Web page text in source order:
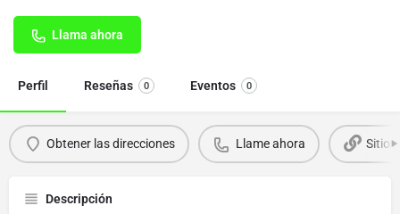
Llama ahora
Perfil Reseñas 0 Eventos 0
Obtener las direcciones Llame ahora Sitio
Descripción